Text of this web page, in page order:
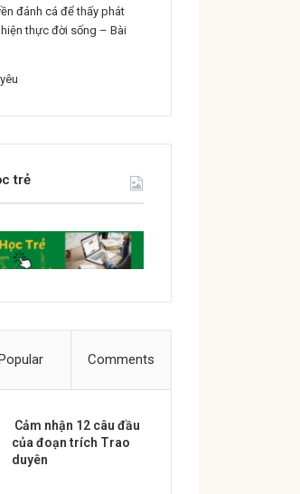
đánh cá để thấy phát
thực đời sống – Bài
trẻ
Comments
Cảm nhận 12 câu đầu
của đoạn trích Trao
duyên